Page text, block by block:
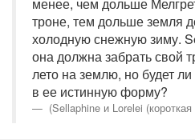
троне, тем дольше земля
холодную снежную зиму.
она должна забрать свой
лето на землю, но будет
в ее истинную форму?
(Sellaphine и Lorelei